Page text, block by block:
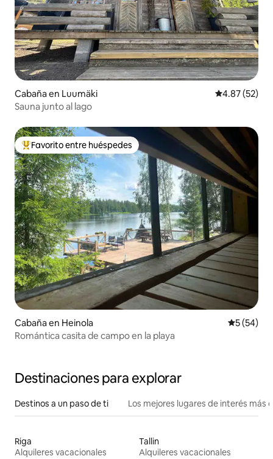
Cabaña en Luumäki Calificación
4.87 (52)
Sauna junto al lago
Favorito entre huéspedes preferido
Favorito entre huéspedes
Cabaña en Heinola
5 (54)
Romántica casita de campo en la playa
Destinaciones para explorar
Destinos a un paso de ti Los mejores lugares de interés más
Riga
Alquileres vacacionales
Tallin
Alquileres vacacionales